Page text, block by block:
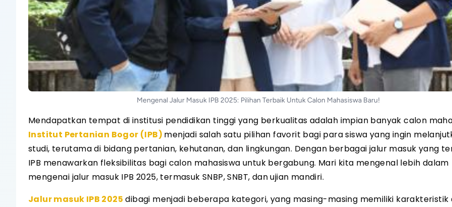
Mengenal Jalur Masuk IPB 2025: Pilihan Terbaik Untuk Calon Mahasiswa Baru!
Mendapatkan tempat di institusi pendidikan tinggi yang berkualitas adalah impian banyak calon
Institut Pertanian Bogor (IPB) menjadi salah satu pilihan favorit bagi para siswa yang ingin
studi, terutama di bidang pertanian, kehutanan, dan lingkungan. Dengan berbagai jalur masuk yang
IPB menawarkan fleksibilitas bagi calon mahasiswa untuk bergabung. Mari kita mengenal lebih dalam
mengenai jalur masuk IPB 2025, termasuk SNBP, SNBT, dan ujian mandiri.
Jalur masuk IPB 2025 dibagi menjadi beberapa kategori, yang masing-masing memiliki karakteristik